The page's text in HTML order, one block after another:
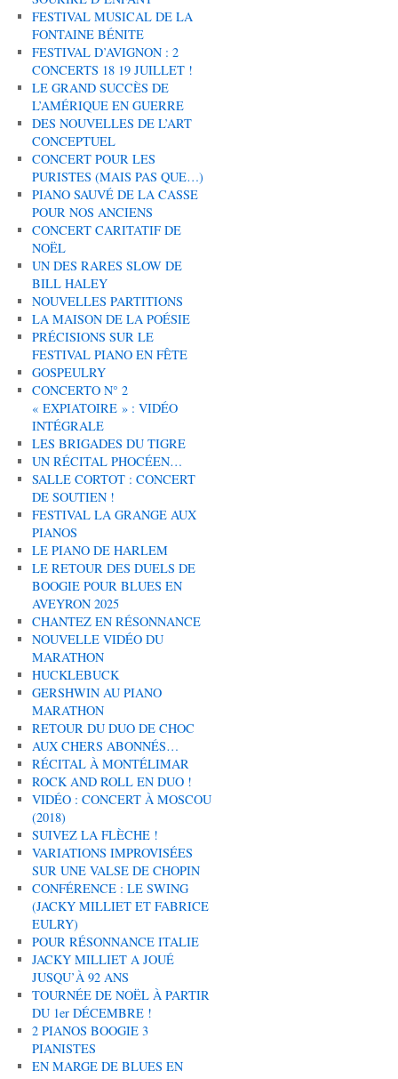
FESTIVAL MUSICAL DE LA
FONTAINE BÉNITE
FESTIVAL D’AVIGNON : 2
CONCERTS 18 19 JUILLET !
LE GRAND SUCCÈS DE
L’AMÉRIQUE EN GUERRE
DES NOUVELLES DE L’ART
CONCEPTUEL
CONCERT POUR LES
PURISTES (MAIS PAS QUE…)
PIANO SAUVÉ DE LA CASSE
POUR NOS ANCIENS
CONCERT CARITATIF DE
NOËL
UN DES RARES SLOW DE
BILL HALEY
NOUVELLES PARTITIONS
LA MAISON DE LA POÉSIE
PRÉCISIONS SUR LE
FESTIVAL PIANO EN FÊTE
GOSPEULRY
CONCERTO N° 2
« EXPIATOIRE » : VIDÉO
INTÉGRALE
LES BRIGADES DU TIGRE
UN RÉCITAL PHOCÉEN…
SALLE CORTOT : CONCERT
DE SOUTIEN !
FESTIVAL LA GRANGE AUX
PIANOS
LE PIANO DE HARLEM
LE RETOUR DES DUELS DE
BOOGIE POUR BLUES EN
AVEYRON 2025
CHANTEZ EN RÉSONNANCE
NOUVELLE VIDÉO DU
MARATHON
HUCKLEBUCK
GERSHWIN AU PIANO
MARATHON
RETOUR DU DUO DE CHOC
AUX CHERS ABONNÉS…
RÉCITAL À MONTÉLIMAR
ROCK AND ROLL EN DUO !
VIDÉO : CONCERT À MOSCOU
(2018)
SUIVEZ LA FLÈCHE !
VARIATIONS IMPROVISÉES
SUR UNE VALSE DE CHOPIN
CONFÉRENCE : LE SWING
(JACKY MILLIET ET FABRICE
EULRY)
POUR RÉSONNANCE ITALIE
JACKY MILLIET A JOUÉ
JUSQU’À 92 ANS
TOURNÉE DE NOËL À PARTIR
DU 1er DÉCEMBRE !
2 PIANOS BOOGIE 3
PIANISTES
EN MARGE DE BLUES EN